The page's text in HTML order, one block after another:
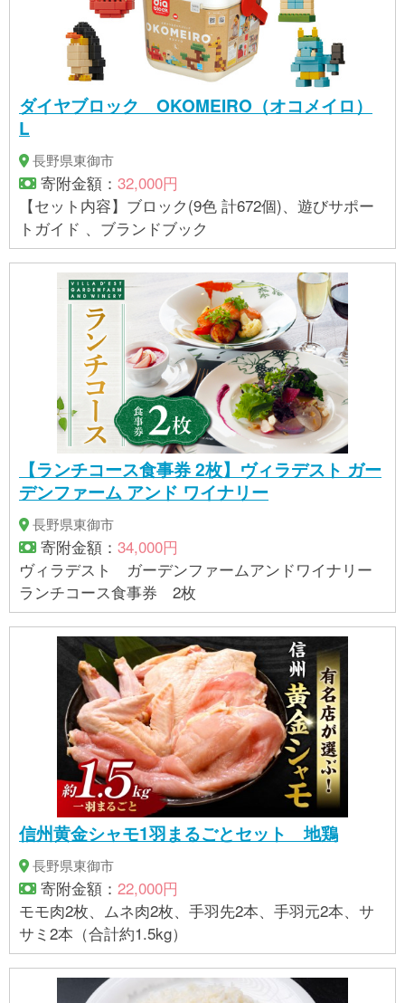
ダイヤブロック OKOMEIRO（オコメイロ）
L
長野県東御市
寄附金額： 32,000円
【セット内容】ブロック(9色 計672個)、遊びサポー
トガイド 、ブランドブック
【ランチコース食事券 2枚】ヴィラデスト ガー
デンファーム アンド ワイナリー
長野県東御市
寄附金額： 34,000円
ヴィラデスト ガーデンファームアンドワイナリー
ランチコース食事券 2枚
信州黄金シャモ1羽まるごとセット 地鶏
長野県東御市
寄附金額： 22,000円
モモ肉2枚、ムネ肉2枚、手羽先2本、手羽元2本、サ
サミ2本（合計約1.5kg）